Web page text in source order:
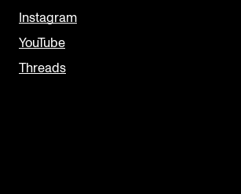
Instagram
YouTube
Threads